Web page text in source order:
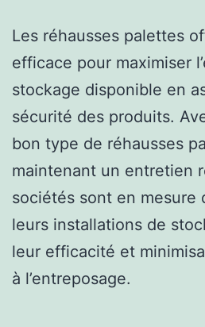
Les réhausses palettes
efficace pour maximiser
stockage disponible en
sécurité des produits.
bon type de réhausses
maintenant un entretien
sociétés sont en mesure
leurs installations de
leur efficacité et
à l’entreposage.